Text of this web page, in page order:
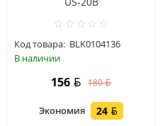
Код товара: BLK0104136
В наличии
156 180
Экономия 24